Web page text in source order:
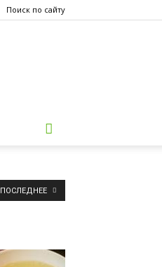
Поиск по сайту
ПОСЛЕДНЕЕ